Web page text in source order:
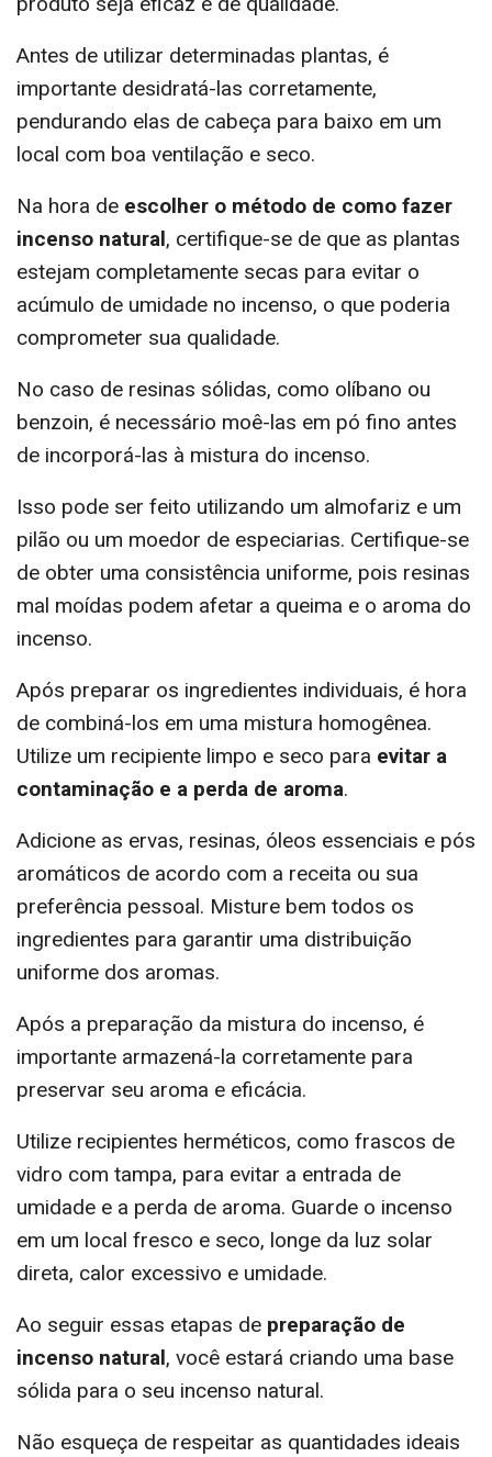
Antes de utilizar determinadas plantas, é
importante desidratá-las corretamente,
pendurando elas de cabeça para baixo em um
local com boa ventilação e seco.
Na hora de escolher o método de como fazer
incenso natural, certifique-se de que as plantas
estejam completamente secas para evitar o
acúmulo de umidade no incenso, o que poderia
comprometer sua qualidade.
No caso de resinas sólidas, como olíbano ou
benzoin, é necessário moê-las em pó fino antes
de incorporá-las à mistura do incenso.
Isso pode ser feito utilizando um almofariz e um
pilão ou um moedor de especiarias. Certifique-se
de obter uma consistência uniforme, pois resinas
mal moídas podem afetar a queima e o aroma do
incenso.
Após preparar os ingredientes individuais, é hora
de combiná-los em uma mistura homogênea.
Utilize um recipiente limpo e seco para evitar a
contaminação e a perda de aroma.
Adicione as ervas, resinas, óleos essenciais e pós
aromáticos de acordo com a receita ou sua
preferência pessoal. Misture bem todos os
ingredientes para garantir uma distribuição
uniforme dos aromas.
Após a preparação da mistura do incenso, é
importante armazená-la corretamente para
preservar seu aroma e eficácia.
Utilize recipientes herméticos, como frascos de
vidro com tampa, para evitar a entrada de
umidade e a perda de aroma. Guarde o incenso
em um local fresco e seco, longe da luz solar
direta, calor excessivo e umidade.
Ao seguir essas etapas de preparação de
incenso natural, você estará criando uma base
sólida para o seu incenso natural.
Não esqueça de respeitar as quantidades ideais